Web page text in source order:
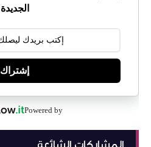
الجديدة
إشتراك
Powered by